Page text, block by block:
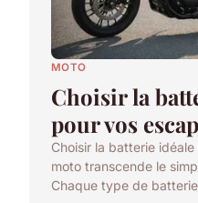
MOTO
Choisir la
pour vos
Choisir la batterie
moto transcende le
Chaque type de